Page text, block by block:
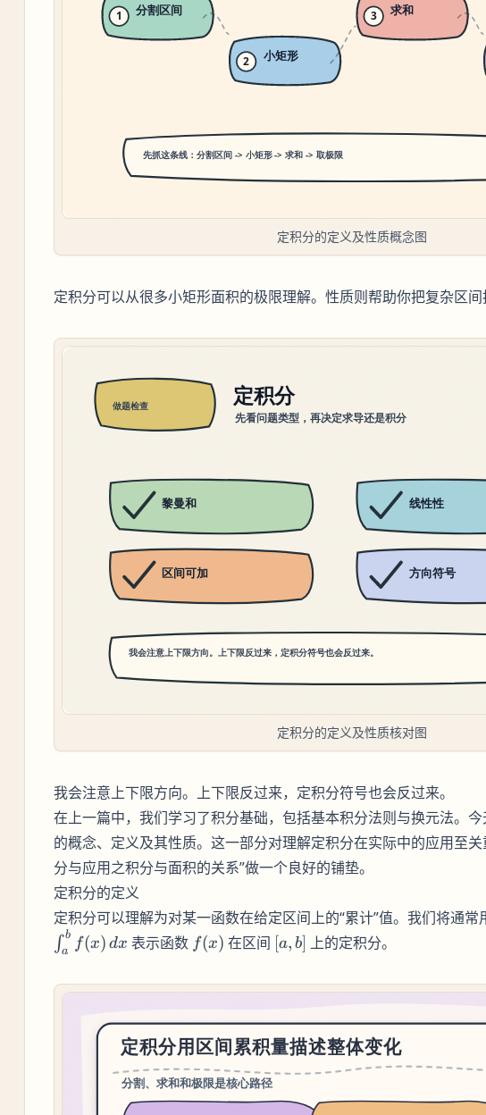
定积分的定义及性质概念图
定积分可以从很多小矩形面积的极限理解。性质则帮助你把复杂区间
定积分的定义及性质核对图
我会注意上下限方向。上下限反过来，定积分符号也会反过来。
在上一篇中，我们学习了积分基础，包括基本积分法则与换元法。今
的概念、定义及其性质。这一部分对理解定积分在实际中的应用至
分与应用之积分与面积的关系”做一个良好的铺垫。
定积分的定义
定积分可以理解为对某一函数在给定区间上的“累计”值。我们将通常
∫a
b
f(x) dx 表示函数 f(x)
f(x) 在区间 [a,
[a, b] 上的定积分。